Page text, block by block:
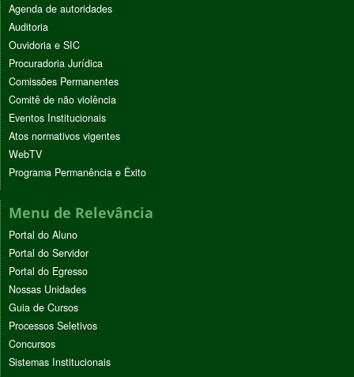
Agenda de autoridades
Auditoria
Ouvidoria e SIC
Procuradoria Jurídica
Comissões Permanentes
Comitê de não violência
Eventos Institucionais
Atos normativos vigentes
WebTV
Programa Permanência e Êxito
Menu de Relevância
Portal do Aluno
Portal do Servidor
Portal do Egresso
Nossas Unidades
Guia de Cursos
Processos Seletivos
Concursos
Sistemas Institucionais